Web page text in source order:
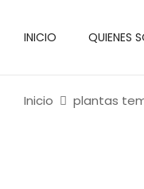
INICIO QUIENES
Inicio plantas